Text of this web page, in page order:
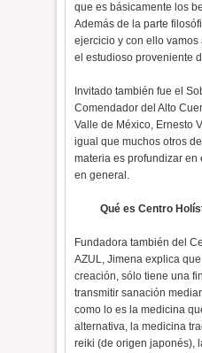
que es básicamente los
Además de la parte
ejercicio y con ello vamos
el estudioso proveniente
Invitado también fue el
Comendador del Alto
Valle de México, Ernesto
igual que muchos otros
materia es profundizar
en general.
Qué es Centro
Fundadora también del
AZUL, Jimena explica
creación, sólo tiene una
transmitir sanación
como lo es la medicina
alternativa, la medicina
reiki (de origen japonés),